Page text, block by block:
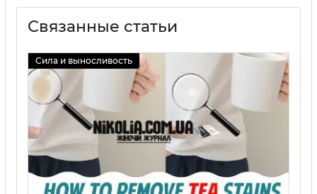
Связанные статьи
Сила и выносливость